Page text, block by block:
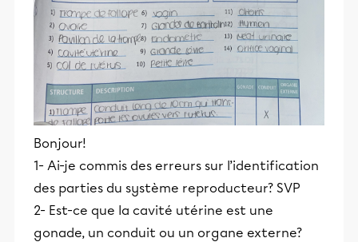
Bonjour!
1- Ai-je commis des erreurs sur l’identification
des parties du système reproducteur? SVP
2- Est-ce que la cavité utérine est une
gonade, un conduit ou un organe externe?